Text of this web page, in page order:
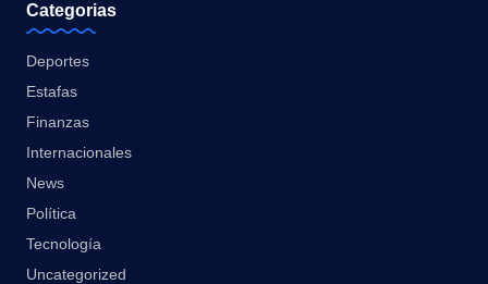
Categorias
Deportes
Estafas
Finanzas
Internacionales
News
Política
Tecnología
Uncategorized